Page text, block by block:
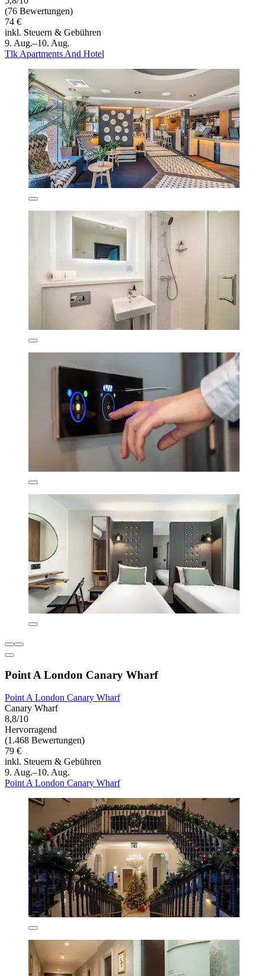
(76 Bewertungen)
74 €
inkl. Steuern & Gebühren
9. Aug.–10. Aug.
Tlk Apartments And Hotel
Point A London Canary Wharf
Point A London Canary Wharf
Canary Wharf
8,8/10
Hervorragend
(1.468 Bewertungen)
79 €
inkl. Steuern & Gebühren
9. Aug.–10. Aug.
Point A London Canary Wharf